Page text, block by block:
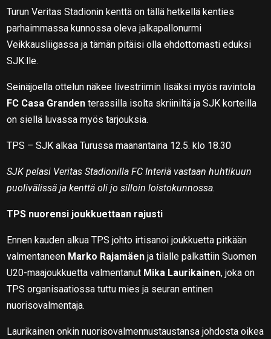
Turun Veritas Stadionin kenttä on tällä hetkellä kenties
parhaimmassa kunnossa oleva jalkapallonurmi
Veikkausliigassa ja tämän pitäisi olla ehdottomasti eduksi
SJK:lle.
Seinäjoella ottelun näkee livestriimin lisäksi myös ravintola
FC Casa Granden terassilla isolta skriiniltä ja SJK korteilla
on siellä luvassa myös tarjouksia.
TPS – SJK alkaa Turussa maanantaina 12.5. klo 18.30
SJK pelasi Veritas Stadionilla FC Interiä vastaan huhtikuun
puolivälissä ja kenttä oli jo silloin loistokunnossa.
TPS nuorensi joukkuettaan rajusti
Ennen kauden alkua TPS johto irtisanoi joukkuetta pitkään
valmentaneen Marko Rajamäen ja tilalle palkattiin Suomen
U20-maajoukkuetta valmentanut Mika Laurikainen, joka on
TPS organisaatiossa tuttu mies ja seuran entinen
nuorisovalmentaja.
Laurikainen onkin nuorisovalmennustaustansa johdosta oikea